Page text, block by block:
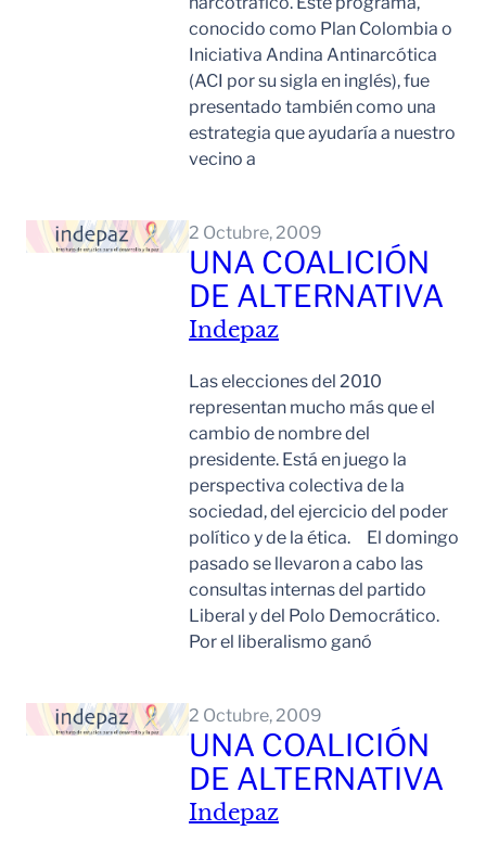
conocido como Plan Colombia o
Iniciativa Andina Antinarcótica
(ACI por su sigla en inglés), fue
presentado también como una
estrategia que ayudaría a nuestro
vecino a
2 Octubre, 2009
UNA COALICIÓN
DE ALTERNATIVA
Indepaz
Las elecciones del 2010
representan mucho más que el
cambio de nombre del
presidente. Está en juego la
perspectiva colectiva de la
sociedad, del ejercicio del poder
político y de la ética. El domingo
pasado se llevaron a cabo las
consultas internas del partido
Liberal y del Polo Democrático.
Por el liberalismo ganó
2 Octubre, 2009
UNA COALICIÓN
DE ALTERNATIVA
Indepaz